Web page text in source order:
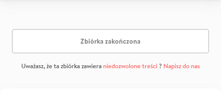
Zbiórka zakończona
Uważasz, że ta zbiórka zawiera niedozwolone treści? Napisz do nas